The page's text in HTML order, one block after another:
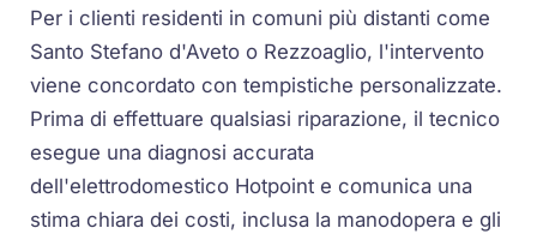
Per i clienti residenti in comuni più distanti come
Santo Stefano d'Aveto o Rezzoaglio, l'intervento
viene concordato con tempistiche personalizzate.
Prima di effettuare qualsiasi riparazione, il tecnico
esegue una diagnosi accurata
dell'elettrodomestico Hotpoint e comunica una
stima chiara dei costi, inclusa la manodopera e gli